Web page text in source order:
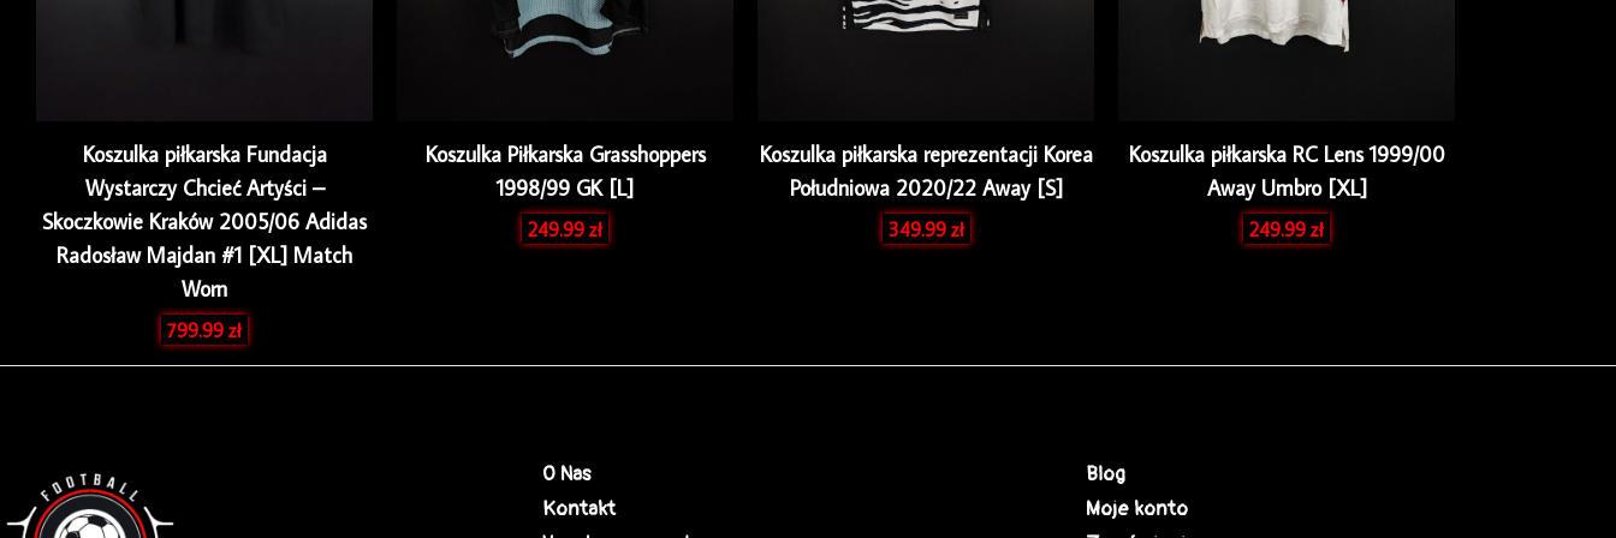
Koszulka piłkarska Fundacja
Wystarczy Chcieć Artyści –
Skoczkowie Kraków 2005/06 Adidas
Radosław Majdan #1 [XL] Match
Worn
799.99zł
Koszulka Piłkarska Grasshoppers
1998/99 GK [L]
249.99zł
Koszulka piłkarska reprezentacji Korea
Południowa 2020/22 Away [S]
349.99zł
Koszulka piłkarska RC Lens 1999/00
Away Umbro [XL]
249.99zł
O Nas
Kontakt
Blog
Moje konto